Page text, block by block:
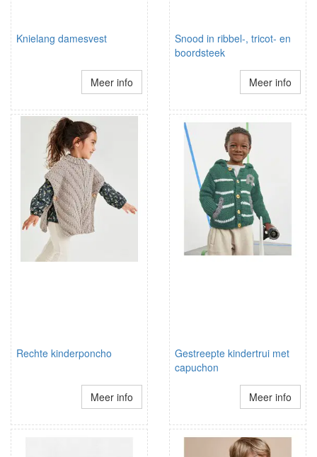
Knielang damesvest
Meer info
Snood in ribbel-, tricot- en
boordsteek
Meer info
Rechte kinderponcho
Meer info
Gestreepte kindertrui met
capuchon
Meer info